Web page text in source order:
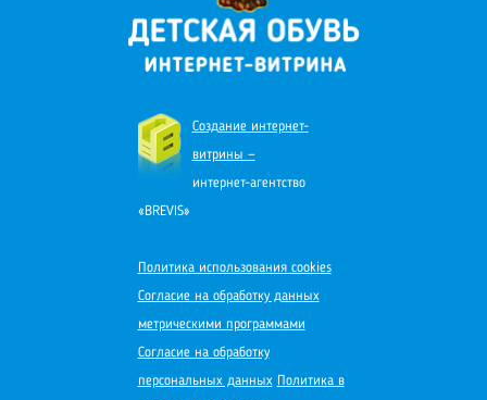
Создание интернет-
витрины —
интернет-агентство
«BREVIS»
Политика использования cookies
Согласие на обработку данных
метрическими программами
Согласие на обработку
персональных данных Политика в